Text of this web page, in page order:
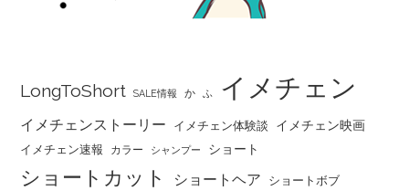
LongToShort SALE情報 か ふ イメチェン
イメチェンストーリー イメチェン体験談 イメチェン映画
イメチェン速報 カラー シャンプー ショート
ショートカット ショートヘア ショートボブ